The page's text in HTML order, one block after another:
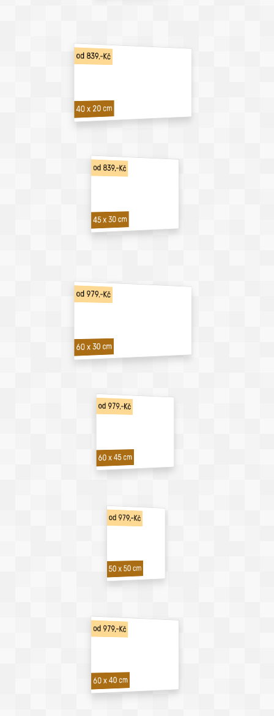
od 839,-Kč
40 x 20 cm
od 839,-Kč
45 x 30 cm
od 979,-Kč
60 x 30 cm
od 979,-Kč
60 x 45 cm
od 979,-Kč
50 x 50 cm
od 979,-Kč
60 x 40 cm